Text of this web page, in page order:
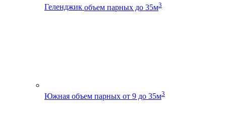
Геленджик объем парных до 35м3
Южная объем парных от 9 до 35м3